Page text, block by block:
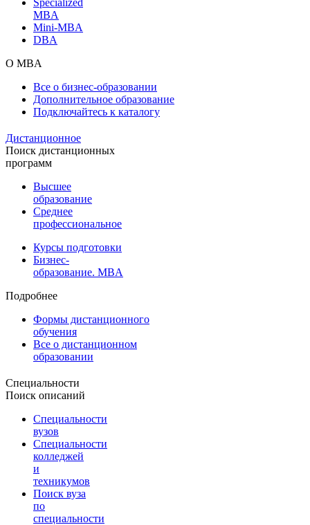
MBA
Mini-MBA
DBA
О MBA
Все о бизнес-образовании
Дополнительное образование
Подключайтесь к каталогу
Дистанционное
Поиск дистанционных
программ
Высшее
образование
Среднее
профессиональное
Курсы подготовки
Бизнес-
образование. MBA
Подробнее
Формы дистанционного
обучения
Все о дистанционном
образовании
Специальности
Поиск описаний
Специальности
вузов
Специальности
колледжей
и
техникумов
Поиск вуза
по
специальности